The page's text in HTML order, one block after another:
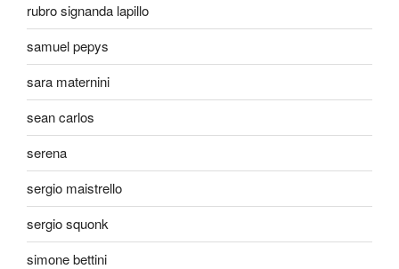
rubro signanda lapillo
samuel pepys
sara maternini
sean carlos
serena
sergio maistrello
sergio squonk
simone bettini